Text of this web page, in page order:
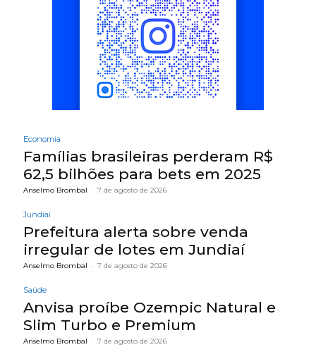
Economia
Famílias brasileiras perderam R$
62,5 bilhões para bets em 2025
Anselmo Brombal - 7 de agosto de 2026
Jundiaí
Prefeitura alerta sobre venda
irregular de lotes em Jundiaí
Anselmo Brombal - 7 de agosto de 2026
Saúde
Anvisa proíbe Ozempic Natural e
Slim Turbo e Premium
Anselmo Brombal - 7 de agosto de 2026